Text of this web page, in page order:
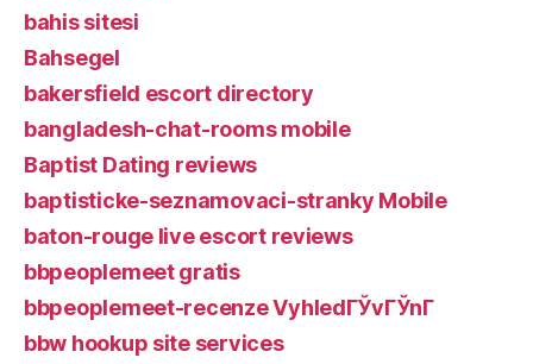
bahis sitesi
Bahsegel
bakersfield escort directory
bangladesh-chat-rooms mobile
Baptist Dating reviews
baptisticke-seznamovaci-stranky Mobile
baton-rouge live escort reviews
bbpeoplemeet gratis
bbpeoplemeet-recenze VyhledГЎvГЎnГ­
bbw hookup site services